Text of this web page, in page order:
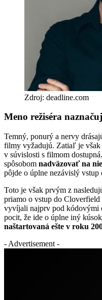
Zdroj: deadline.com
Meno režiséra
Temný, ponurý a nervy
filmy vyžadujú. Zatiaľ je však
v súvislosti s filmom
spôsobom nadväzovať na
pôjde o úplne nezávislý vstup
Toto je však prvým z
priamo o vstup do
vyvíjali najprv pod kódovými
pocit, že ide o úplne iný
naštartovaná ešte v roku
- Advertisement -